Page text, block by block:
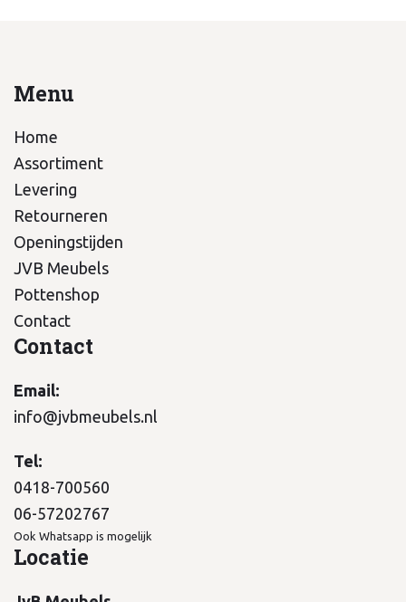
Menu
Home
Assortiment
Levering
Retourneren
Openingstijden
JVB Meubels
Pottenshop
Contact
Contact
Email:
info@jvbmeubels.nl
Tel:
0418-700560
06-57202767
Ook Whatsapp is mogelijk
Locatie